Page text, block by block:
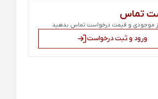
تماس
از موجودی و قیمت درخواست تماس بدهید
ورود و ثبت درخواست